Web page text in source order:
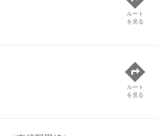
ルート
を見る
ルート
を見る